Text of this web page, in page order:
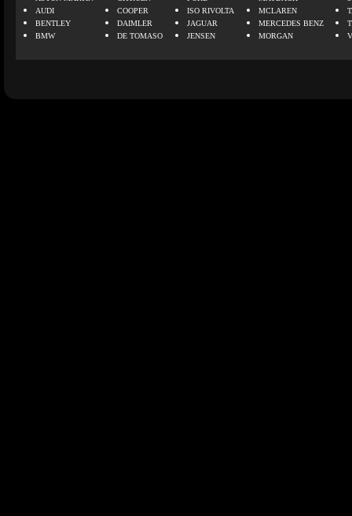
AUDI
BENTLEY
BMW
COOPER
DAIMLER
DE TOMASO
ISO RIVOLTA
JAGUAR
JENSEN
MCLAREN
MERCEDES BENZ
MORGAN